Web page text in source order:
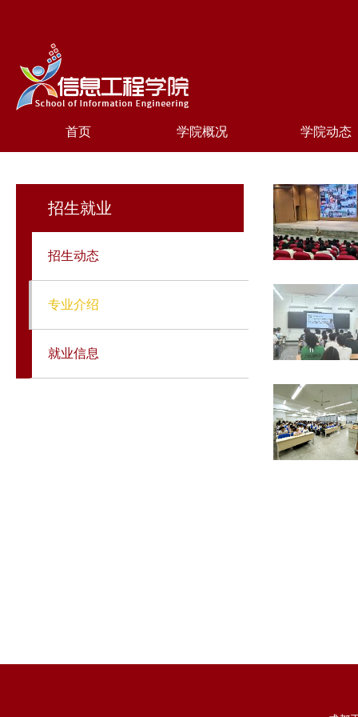
首页 学院概况 学院动态
招生就业
招生动态
专业介绍
就业信息